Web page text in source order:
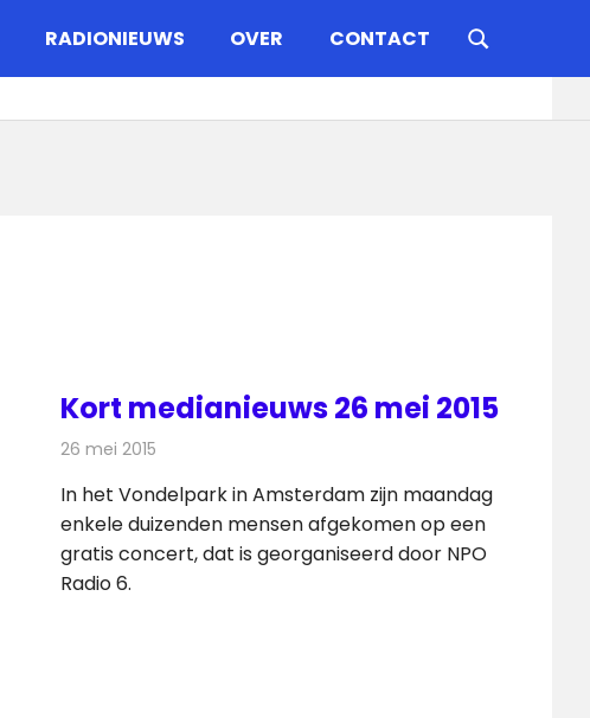
RADIONIEUWS OVER CONTACT
Kort medianieuws 26 mei 2015
26 mei 2015
In het Vondelpark in Amsterdam zijn maandag
enkele duizenden mensen afgekomen op een
gratis concert, dat is georganiseerd door NPO
Radio 6.